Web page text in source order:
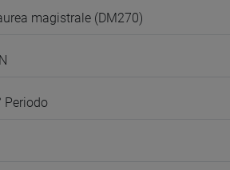
magistrale (DM270)
Periodo